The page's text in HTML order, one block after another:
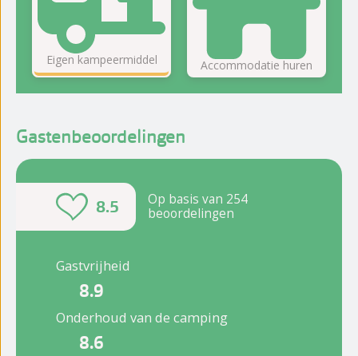
Eigen kampeermiddel Accommodatie huren
Gastenbeoordelingen
8.5
Op basis van 254
beoordelingen
Gastvrijheid
8.9
Onderhoud van de camping
8.6